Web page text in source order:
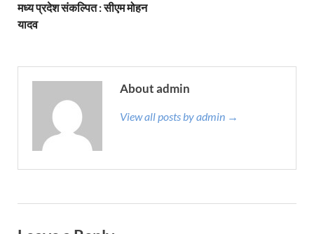
मध्य प्रदेश संकल्पित : सीएम मोहन
यादव
About admin
View all posts by admin →